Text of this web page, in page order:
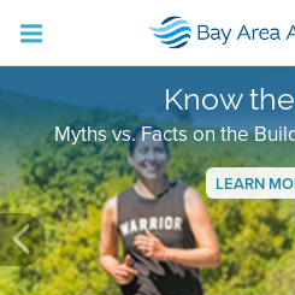
Know
Myths vs. Facts on the
LEARN
Previous